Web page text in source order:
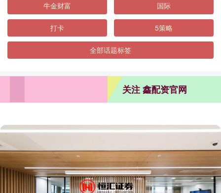
牛金财富 国际
打卡 5策略
全部话题标签
关注 鑫配资官网